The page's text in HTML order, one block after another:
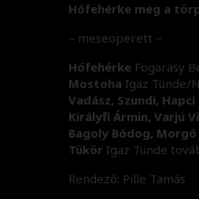
Hófehérke meg a
– meseoperett –
Hófehérke Fogarasy
Mostoha Igaz Tünde/
Vadász, Szundi, Hapci
Királyfi Ármin, Varjú
Bagoly Bódog,
Tükör Igaz Tünde
Rendező: Pille Tamás